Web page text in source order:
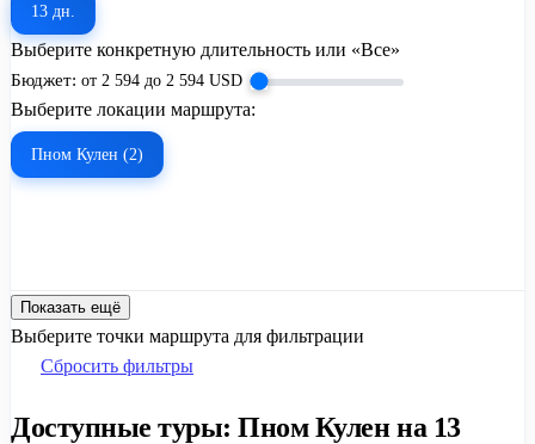
13 дн.
Выберите конкретную длительность или «Все»
Бюджет: от 2 594 до 2 594 USD
Выберите локации маршрута:
Пном Кулен (2)
Показать ещё
Выберите точки маршрута для фильтрации
Сбросить фильтры
Доступные туры: Пном Кулен на 13